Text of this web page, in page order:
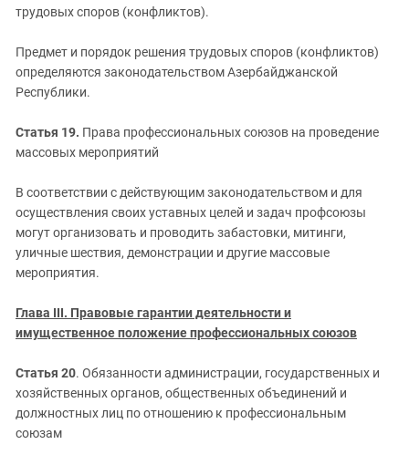
трудовых споров (конфликтов).
Предмет и порядок решения трудовых споров (конфликтов)
определяются законодательством Азербайджанской
Республики.
Статья 19. Права профессиональных союзов на проведение
массовых мероприятий
В соответствии с действующим законодательством и для
осуществления своих уставных целей и задач профсоюзы
могут организовать и проводить забастовки, митинги,
уличные шествия, демонстрации и другие массовые
мероприятия.
Глава III. Правовые гарантии деятельности и
имущественное положение профессиональных союзов
Статья 20. Обязанности администрации, государственных и
хозяйственных органов, общественных объединений и
должностных лиц по отношению к профессиональным
союзам